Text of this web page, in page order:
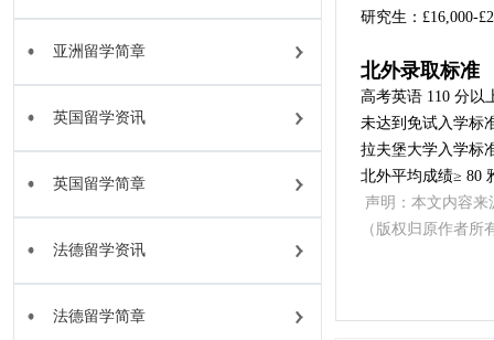
亚洲留学简章
英国留学资讯
英国留学简章
法德留学资讯
法德留学简章
研究生：£16,000-
北外录取标准
高考英语 110 分以
未达到免试入学标
拉夫堡大学入学标
北外平均成绩≥ 80
声明：本文内容来
（版权归原作者